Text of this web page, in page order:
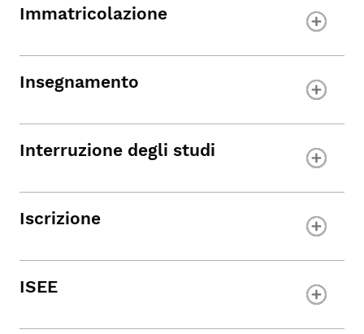
Immatricolazione
Insegnamento
Interruzione degli studi
Iscrizione
ISEE